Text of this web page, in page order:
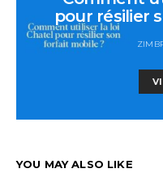
pour résilier
YOU MAY ALSO LIKE